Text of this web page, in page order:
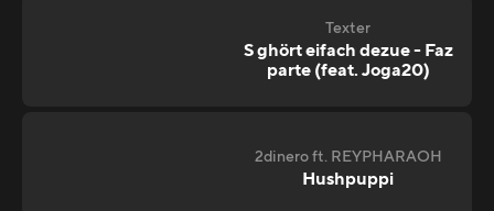
Texter
S ghört eifach dezue - Faz
parte (feat. Joga20)
2dinero ft. REYPHARAOH
Hushpuppi